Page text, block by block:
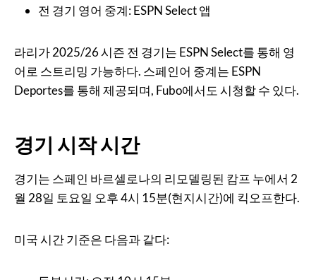
전 경기 영어 중계: ESPN Select 앱
라리가 2025/26 시즌 전 경기는 ESPN Select를 통해 영
어로 스트리밍 가능하다. 스페인어 중계는 ESPN
Deportes를 통해 제공되며, Fubo에서도 시청할 수 있다.
경기 시작 시간
경기는 스페인 바르셀로나의 리모델링된 캄프 누에서 2
월 28일 토요일 오후 4시 15분(현지시간)에 킥오프한다.
미국 시간 기준은 다음과 같다: